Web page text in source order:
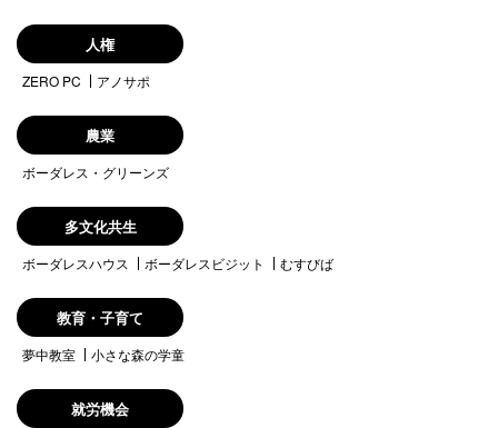
人権
ZERO PC アノサポ
農業
ボーダレス・グリーンズ
多文化共生
ボーダレスハウス ボーダレスビジット むすびば
教育・子育て
夢中教室 小さな森の学童
就労機会